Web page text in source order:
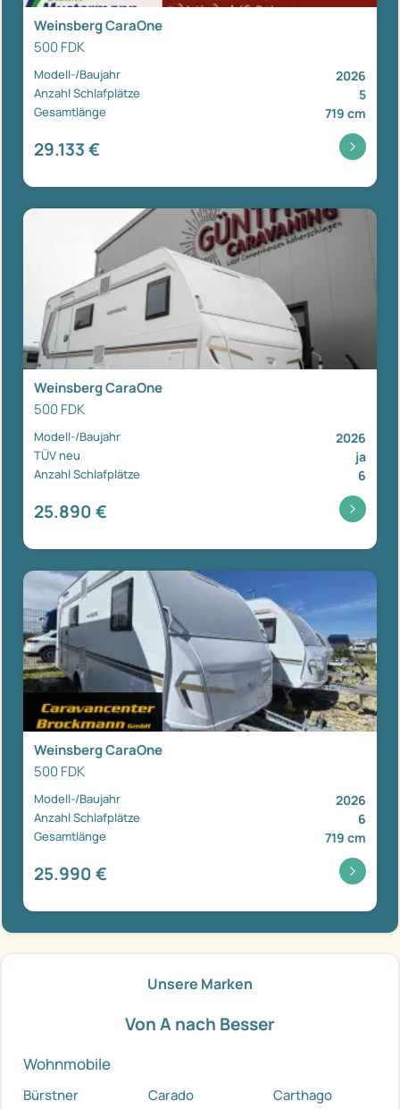
Weinsberg CaraOne
500 FDK
Modell-/Baujahr 2026
Anzahl Schlafplätze 5
Gesamtlänge 719 cm
29.133 €
Weinsberg CaraOne
500 FDK
Modell-/Baujahr 2026
TÜV neu ja
Anzahl Schlafplätze 6
25.890 €
Weinsberg CaraOne
500 FDK
Modell-/Baujahr 2026
Anzahl Schlafplätze 6
Gesamtlänge 719 cm
25.990 €
Unsere Marken
Von A nach Besser
Wohnmobile
Bürstner Carado
Carthago